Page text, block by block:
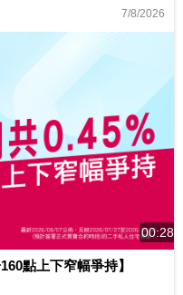
7/8/2026
00:28
點上下窄幅爭持】